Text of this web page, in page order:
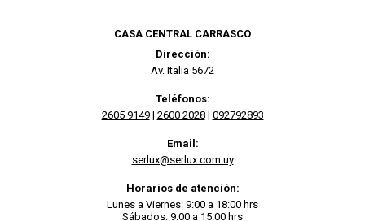
CASA CENTRAL CARRASCO
Dirección:
Av. Italia 5672
Teléfonos:
2605 9149| 2600 2028| 092792893
Email:
serlux@serlux.com.uy
Horarios de atención:
Lunes a Viernes: 9:00 a 18:00 hrs
Sábados: 9:00 a 15:00 hrs